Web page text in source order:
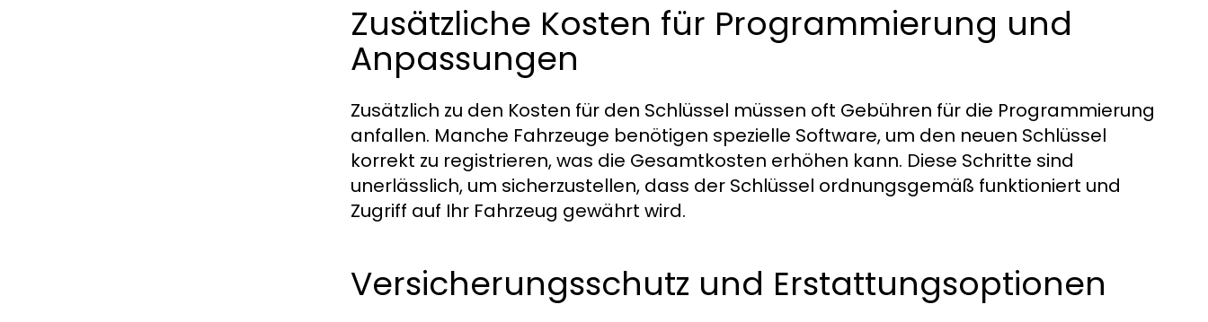
Zusätzliche Kosten für Programmierung und
Anpassungen
Zusätzlich zu den Kosten für den Schlüssel müssen oft Gebühren für die Programmierung
anfallen. Manche Fahrzeuge benötigen spezielle Software, um den neuen Schlüssel
korrekt zu registrieren, was die Gesamtkosten erhöhen kann. Diese Schritte sind
unerlässlich, um sicherzustellen, dass der Schlüssel ordnungsgemäß funktioniert und
Zugriff auf Ihr Fahrzeug gewährt wird.
Versicherungsschutz und Erstattungsoptionen